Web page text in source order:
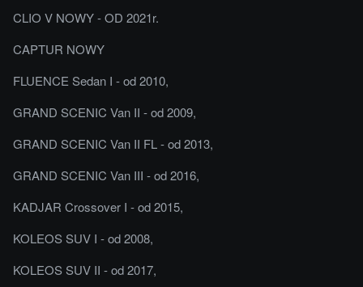
CLIO V NOWY - OD 2021r.
CAPTUR NOWY
FLUENCE Sedan I - od 2010,
GRAND SCENIC Van II - od 2009,
GRAND SCENIC Van II FL - od 2013,
GRAND SCENIC Van III - od 2016,
KADJAR Crossover I - od 2015,
KOLEOS SUV I - od 2008,
KOLEOS SUV II - od 2017,